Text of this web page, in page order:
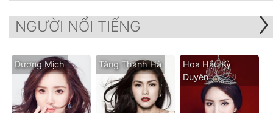
NGƯỜI NỔI TIẾNG
Dương Mịch Tăng Thanh Hà
Hoa Hậu Kỳ
Duyên